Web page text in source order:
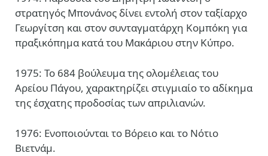
στρατηγός Μπονάνος δίνει εντολή στον ταξίαρχο
Γεωργίτση και στον συνταγματάρχη Κομπόκη για
πραξικόπημα κατά του Μακάριου στην Κύπρο.
1975: Το 684 βούλευμα της ολομέλειας του
Αρείου Πάγου, χαρακτηρίζει στιγμιαίο το αδίκημα
της έσχατης προδοσίας των απριλιανών.
1976: Ενοποιούνται το Βόρειο και το Νότιο
Βιετνάμ.